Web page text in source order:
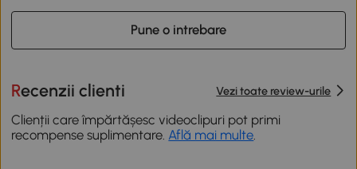
Pune o intrebare
Recenzii clienti Vezi toate review-urile
Clienții care împărtășesc videoclipuri pot primi
recompense suplimentare. Află mai multe.